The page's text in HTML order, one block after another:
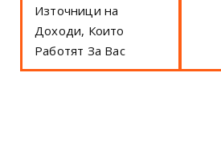
Източници на
Доходи, Които
Работят За Вас